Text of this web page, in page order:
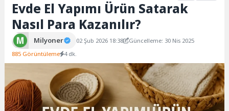
Evde El Yapımı Ürün Satarak
Nasıl Para Kazanılır?
Milyoner 02 Şub 2026 18:38
Güncelleme: 30 Nis 2025
885 Görüntüleme 4 dk.